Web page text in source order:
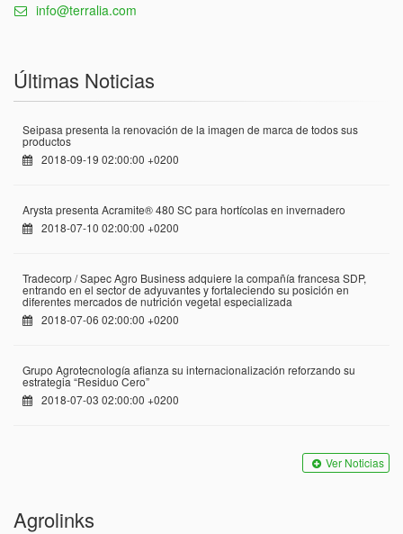
info@terralia.com
Últimas Noticias
Seipasa presenta la renovación de la imagen de marca de todos sus
productos
2018-09-19 02:00:00 +0200
Arysta presenta Acramite® 480 SC para hortícolas en invernadero
2018-07-10 02:00:00 +0200
Tradecorp / Sapec Agro Business adquiere la compañía francesa SDP,
entrando en el sector de adyuvantes y fortaleciendo su posición en
diferentes mercados de nutrición vegetal especializada
2018-07-06 02:00:00 +0200
Grupo Agrotecnología afianza su internacionalización reforzando su
estrategia “Residuo Cero”
2018-07-03 02:00:00 +0200
Ver Noticias
Agrolinks